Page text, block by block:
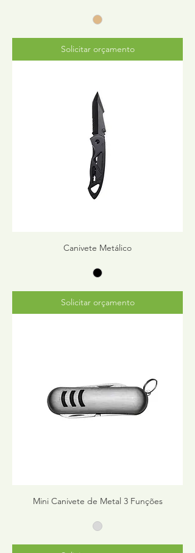
Solicitar orçamento
Canivete Metálico
Solicitar orçamento
Mini Canivete de Metal 3 Funções